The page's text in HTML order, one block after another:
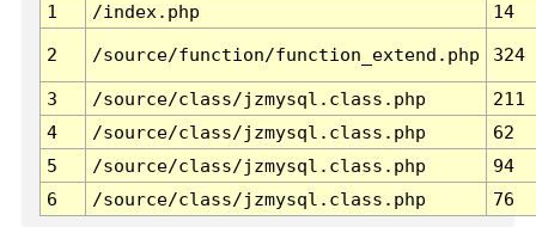
1
/index.php 14
2 /source/function/function_extend.php 324
3 /source/class/jzmysql.class.php
211
4
/source/class/jzmysql.class.php
62
5
/source/class/jzmysql.class.php
94
6
/source/class/jzmysql.class.php 76